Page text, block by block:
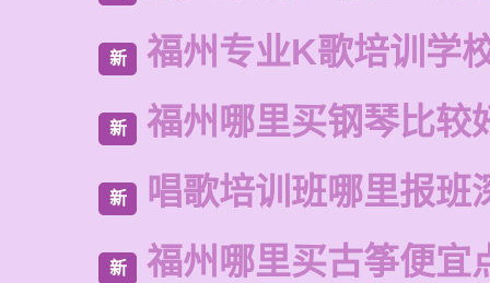
新 福州专业K歌培训学
新 福州哪里买钢琴比较
新 唱歌培训班哪里报班
新 福州哪里买古筝便宜